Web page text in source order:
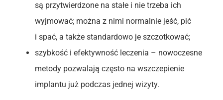
są przytwierdzone na stałe i nie trzeba ich
wyjmować; można z nimi normalnie jeść, pić
i spać, a także standardowo je szczotkować;
szybkość i efektywność leczenia – nowoczesne
metody pozwalają często na wszczepienie
implantu już podczas jednej wizyty.